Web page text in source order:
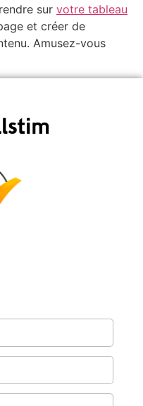
sur votre tableau
et créer de
Amusez-vous